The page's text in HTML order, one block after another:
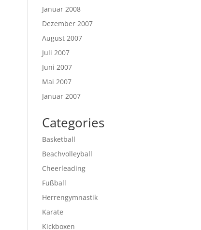
Januar 2008
Dezember 2007
August 2007
Juli 2007
Juni 2007
Mai 2007
Januar 2007
Categories
Basketball
Beachvolleyball
Cheerleading
Fußball
Herrengymnastik
Karate
Kickboxen